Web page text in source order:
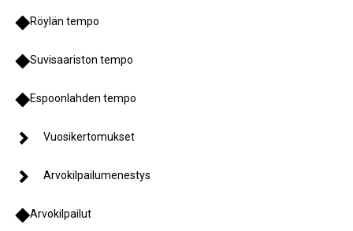
Röylän tempo
Suvisaariston tempo
Espoonlahden tempo
Vuosikertomukset
Arvokilpailumenestys
Arvokilpailut